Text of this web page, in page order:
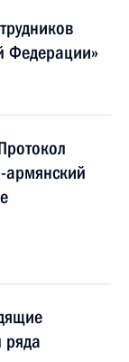
Федерации»
армянский
ряда